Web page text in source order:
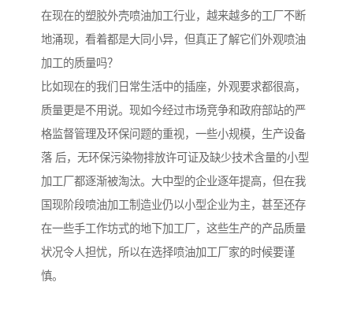
在现在的塑胶外壳喷油加工行业，越来越多的工厂不断
地涌现，看着都是大同小异，但真正了解它们外观喷油
加工的质量吗？
比如现在的我们日常生活中的插座，外观要求都很高，
质量更是不用说。现如今经过市场竞争和政府部站的严
格监督管理及环保问题的重视，一些小规模，生产设备
落 后，无环保污染物排放许可证及缺少技术含量的小型
加工厂都逐渐被淘汰。大中型的企业逐年提高，但在我
国现阶段喷油加工制造业仍以小型企业为主，甚至还存
在一些手工作坊式的地下加工厂，这些生产的产品质量
状况令人担忧，所以在选择喷油加工厂家的时候要谨
慎。